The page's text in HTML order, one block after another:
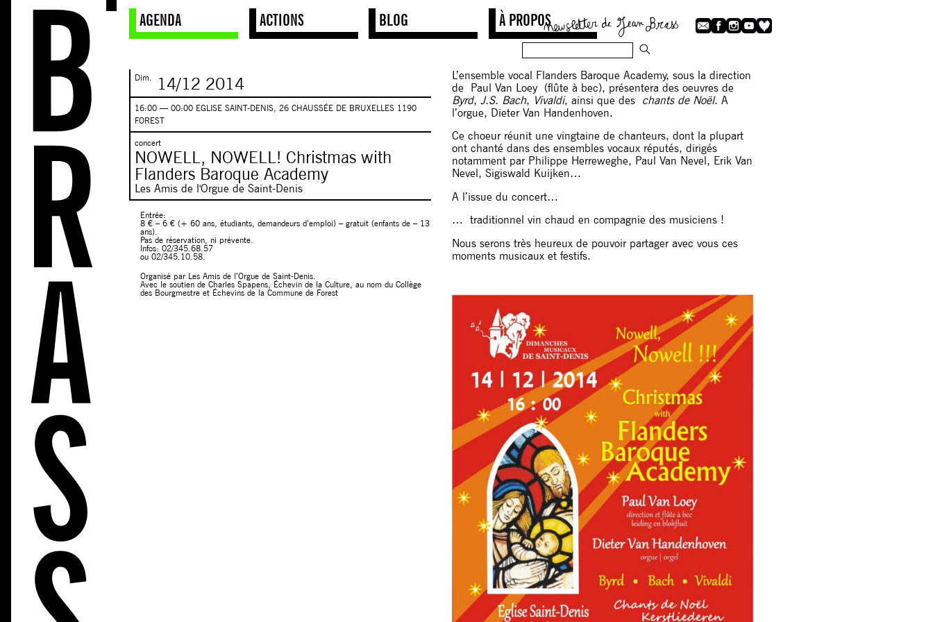
AGENDA ACTIONS BLOG À PROPOS
Dim. 14/12 2014
16:00 — 00:00 EGLISE SAINT-DENIS, 26 CHAUSSÉE DE BRUXELLES 1190
FOREST
concert
NOWELL, N​OWELL!​ Christmas with
Flanders Baroque Academy
Les Amis de l'Orgue de Saint-Denis
Entrée:​
8 € – 6 € (+ 60 ans, étudiants, demandeurs d’emploi) – gratuit (​enfants de – 13
ans).
​Pas de réservation, ni prévente.​
Infos: 02/345.68.57
​ou 02/345.10.58.
Organisé par Les Amis de l’Orgue de Saint-Denis.
Avec le soutien de Charles Spapens, Échevin de la Culture, au nom du Collège
des Bourgmestre et Échevins de la Commune de Forest
L​’ensemble vocal ​Flanders Baroque Academy​, sous la direction
de Paul Van Loey (flûte à bec)​,​​ présentera des oeuvres de​
Byrd, ​J.S. Bach, Vivaldi, ​ainsi que des chants de Noël. ​A
l’orgue, Dieter Van Handenhoven.​
​Ce choeur réunit une vingtaine de​ chanteurs, ​dont la plupart
ont chanté dans des ensembles vocaux réputés, dirigés​
notamment ​par Philippe Herreweghe, Paul Van Nevel, Erik Van
Nevel, ​Sigiswald Kuijken…
A l’issue du concert​…
… traditionnel vin chaud en compagnie des musiciens !​
Nous serons très heureux de pouvoir partager avec vous ces
moments musicaux et ​festifs.